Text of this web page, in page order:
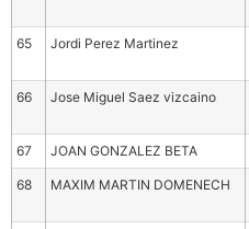
65 Jordi Perez Martinez
66 Jose Miguel Saez vizcaino
67 JOAN GONZALEZ BETA
68 MAXIM MARTIN DOMENECH